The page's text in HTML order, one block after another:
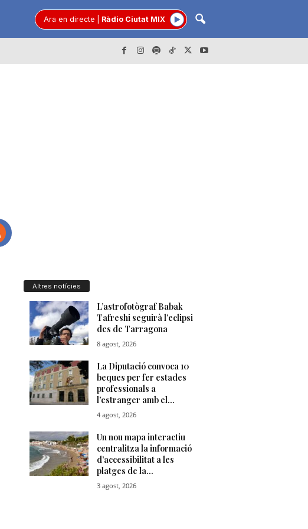
Ara en directe Ràdio Ciutat MIX
Altres notícies